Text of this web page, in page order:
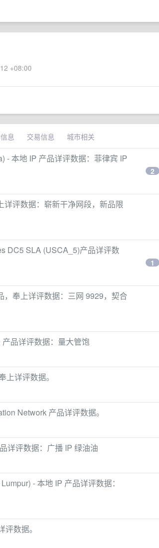
+08:00
息 交易信息 城市相关
- 本地 IP 产品详评数据：菲律宾 IP
2
评数据：崭新干净网段，新品限
DC5 SLA (USCA_5)产品详评数
1
奉上详评数据：三网 9929，契合
品详评数据：量大管饱
详评数据。
Network 产品详评数据。
详评数据：广播 IP 绿油油
- 本地 IP 产品详评数据：
数据。